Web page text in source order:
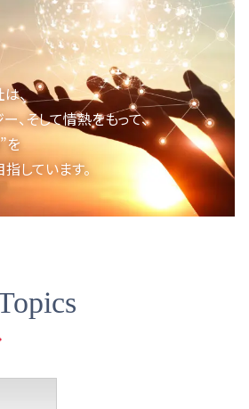
、
、そして情熱をもって、
を
しています。